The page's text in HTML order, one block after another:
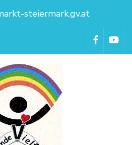
steiermark.gv.at